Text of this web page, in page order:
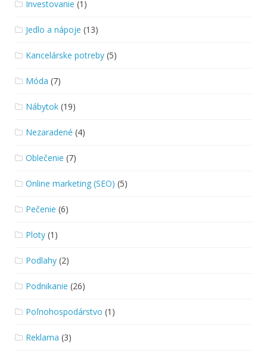
Investovanie (1)
Jedlo a nápoje (13)
Kancelárske potreby (5)
Móda (7)
Nábytok (19)
Nezaradené (4)
Oblečenie (7)
Online marketing (SEO) (5)
Pečenie (6)
Ploty (1)
Podlahy (2)
Podnikanie (26)
Poľnohospodárstvo (1)
Reklama (3)